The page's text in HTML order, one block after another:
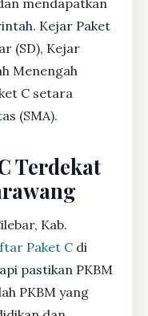
Kejar Paket
(SD), Kejar
Menengah
C setara
(SMA).
Terdekat
Kab.
Paket C di
pastikan PKBM
PKBM yang